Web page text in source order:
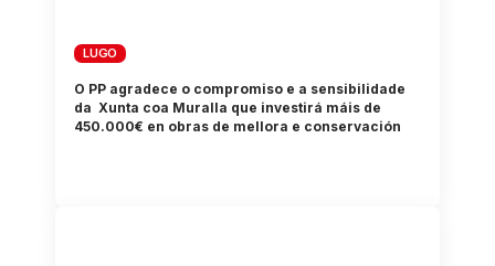
LUGO
O PP agradece o compromiso e a sensibilidade
da Xunta coa Muralla que investirá máis de
450.000€ en obras de mellora e conservación